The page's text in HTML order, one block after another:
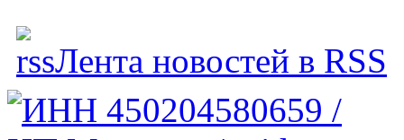
Лента новостей в RSS